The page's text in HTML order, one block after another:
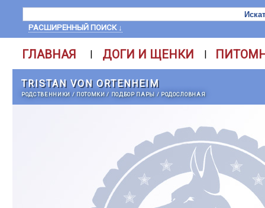
РАСШИРЕННЫЙ ПОИСК ↓
ГЛАВНАЯ | ДОГИ И ЩЕНКИ |
TRISTAN VON ORTENHEIM
РОДСТВЕННИКИ / ПОТОМКИ/ ПОДБОР ПАРЫ / РОДОСЛОВНАЯ